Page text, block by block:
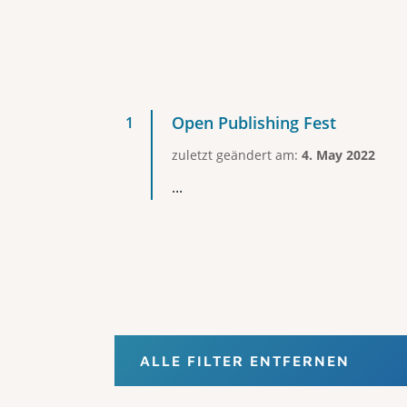
Open Publishing Fest
zuletzt geändert am: 4. May 2022
...
ALLE FILTER ENTFERNEN